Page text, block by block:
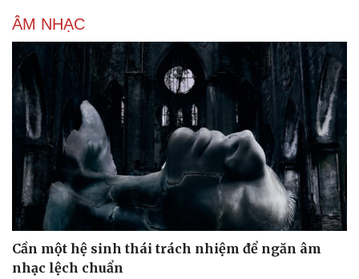
ÂM NHẠC
Cần một hệ sinh thái trách nhiệm để ngăn âm
nhạc lệch chuẩn